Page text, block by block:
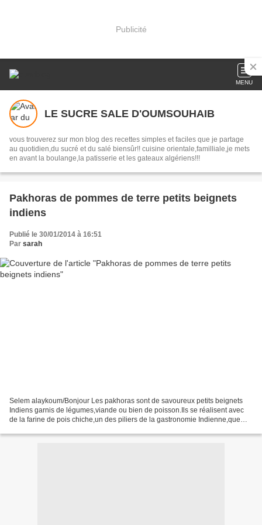
Publicité
MENU
LE SUCRE SALE D'OUMSOUHAIB
vous trouverez sur mon blog des recettes simples et faciles que je partage
au quotidien,du sucré et du salé biensûr!! cuisine orientale,familliale,je mets
en avant la boulange,la patisserie et les gateaux algériens!!!
Pakhoras de pommes de terre petits beignets
indiens
Publié le 30/01/2014 à 16:51
Par sarah
Selem alaykoum/Bonjour Les pakhoras sont de savoureux petits beignets
Indiens garnis de légumes,viande ou bien de poisson.Ils se réalisent avec
de la farine de pois chiche,un des piliers de la gastronomie Indienne,que